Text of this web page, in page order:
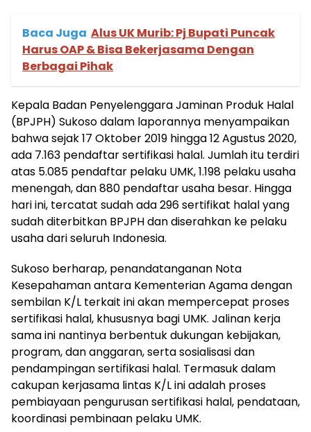
Baca Juga Alus UK Murib: Pj Bupati Puncak
Harus OAP & Bisa Bekerjasama Dengan
Berbagai Pihak
Kepala Badan Penyelenggara Jaminan Produk Halal
(BPJPH) Sukoso dalam laporannya menyampaikan
bahwa sejak 17 Oktober 2019 hingga 12 Agustus 2020,
ada 7.163 pendaftar sertifikasi halal. Jumlah itu terdiri
atas 5.085 pendaftar pelaku UMK, 1.198 pelaku usaha
menengah, dan 880 pendaftar usaha besar. Hingga
hari ini, tercatat sudah ada 296 sertifikat halal yang
sudah diterbitkan BPJPH dan diserahkan ke pelaku
usaha dari seluruh Indonesia.
Sukoso berharap, penandatanganan Nota
Kesepahaman antara Kementerian Agama dengan
sembilan K/L terkait ini akan mempercepat proses
sertifikasi halal, khususnya bagi UMK. Jalinan kerja
sama ini nantinya berbentuk dukungan kebijakan,
program, dan anggaran, serta sosialisasi dan
pendampingan sertifikasi halal. Termasuk dalam
cakupan kerjasama lintas K/L ini adalah proses
pembiayaan pengurusan sertifikasi halal, pendataan,
koordinasi pembinaan pelaku UMK.